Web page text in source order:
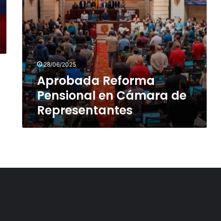
28/06/2025
Aprobada Reforma
Pensional en Cámara de
Representantes